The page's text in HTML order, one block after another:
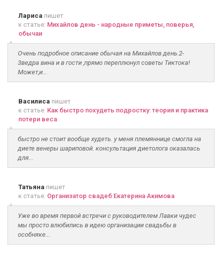
Лариса пишет
к статье: Михайлов день - народные приметы, поверья,
обычаи
Очень подробное описание обычая на Михайлов день.2-
3ведра вина и в гости ,прямо переплюнул советы Тиктока!
Может,и...
Василиса пишет
к статье: Как быстро похудеть подростку: теория и практика
потери веса
быстро не стоит вообще худеть. у меня племяннице смогла на
диете венеры шариповой. консультация диетолога оказалась
для...
Татьяна пишет
к статье: Организатор свадеб Екатерина Акимова
Уже во время первой встречи с руководителем Лавки чудес
мы просто влюбились в идею организации свадьбы в
особняке...